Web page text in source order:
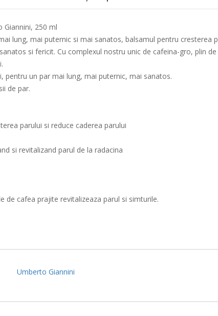
Giannini, 250 ml
lung, mai puternic si mai sanatos, balsamul pentru cresterea
si fericit. Cu complexul nostru unic de cafeina-gro, plin
pentru un par mai lung, mai puternic, mai sanatos.
de par.
parului si reduce caderea parului
si revitalizand parul de la radacina
de cafea prajite revitalizeaza parul si simturile.
Umberto Giannini